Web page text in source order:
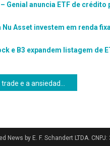
– Genial anuncia ETF de crédito
Nu Asset investem em renda
e B3 expandem listagem de
a ansiedade para perder dinheiro na bolsa de valores
News by E. F. Schandert LTDA.